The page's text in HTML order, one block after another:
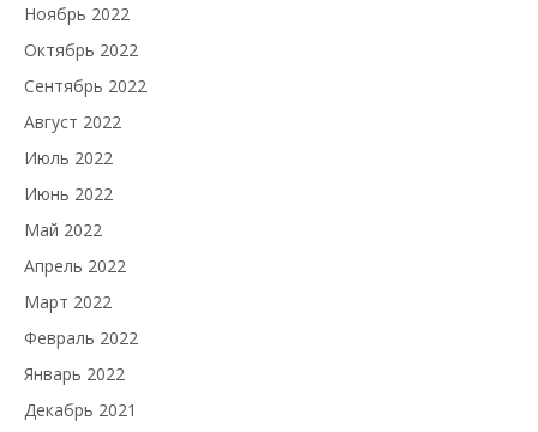
Ноябрь 2022
Октябрь 2022
Сентябрь 2022
Август 2022
Июль 2022
Июнь 2022
Май 2022
Апрель 2022
Март 2022
Февраль 2022
Январь 2022
Декабрь 2021